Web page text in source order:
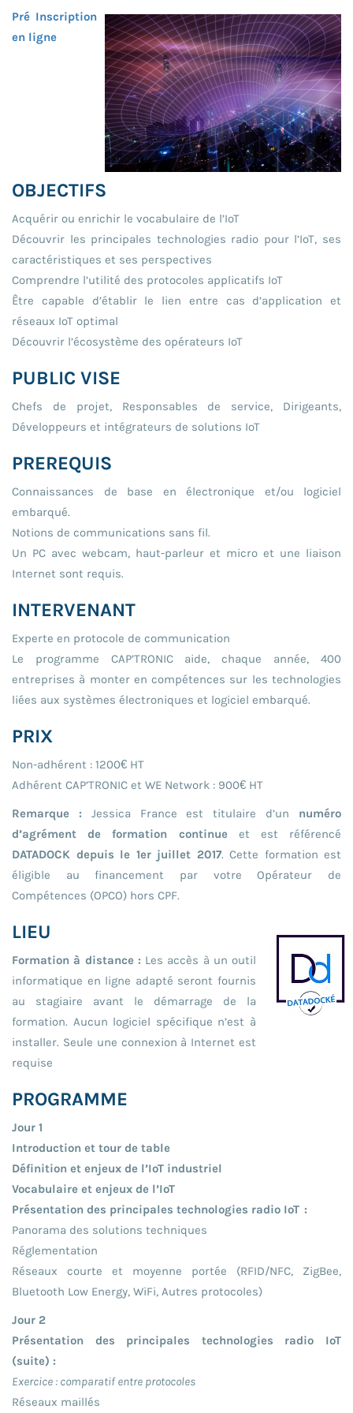
Pré Inscription
en ligne
OBJECTIFS
Acquérir ou enrichir le vocabulaire de l’IoT
Découvrir les principales technologies radio pour l’IoT, ses
caractéristiques et ses perspectives
Comprendre l’utilité des protocoles applicatifs IoT
Être capable d’établir le lien entre cas d’application et
réseaux IoT optimal
Découvrir l’écosystème des opérateurs IoT
PUBLIC VISE
Chefs de projet, Responsables de service, Dirigeants,
Développeurs et intégrateurs de solutions IoT
PREREQUIS
Connaissances de base en électronique et/ou logiciel
embarqué.
Notions de communications sans fil.
Un PC avec webcam, haut-parleur et micro et une liaison
Internet sont requis.
INTERVENANT
Experte en protocole de communication
Le programme CAP’TRONIC aide, chaque année, 400
entreprises à monter en compétences sur les technologies
liées aux systèmes électroniques et logiciel embarqué.
PRIX
Non-adhérent : 1200€ HT
Adhérent CAP’TRONIC et WE Network : 900€ HT
Remarque : Jessica France est titulaire d’un numéro
d’agrément de formation continueet est référencé
DATADOCK depuis le 1er juillet 2017. Cette formation est
éligible au financement par votre Opérateur de
Compétences (OPCO) hors CPF.
LIEU
Formation à distance :Les accès à un outil
informatique en ligne adapté seront fournis
au stagiaire avant le démarrage de la
formation. Aucun logiciel spécifique n’est à
installer. Seule une connexion à Internet est
requise
PROGRAMME
Jour 1
Introduction et tour de table
Définition et enjeux de l’IoT industriel
Vocabulaire et enjeux de l’IoT
Présentation des principales technologies radio IoT :
Panorama des solutions techniques
Réglementation
Réseaux courte et moyenne portée (RFID/NFC, ZigBee,
Bluetooth Low Energy, WiFi, Autres protocoles)
Jour 2
Présentation des principales technologies radio IoT
(suite) :
Exercice : comparatif entre protocoles
Réseaux maillés